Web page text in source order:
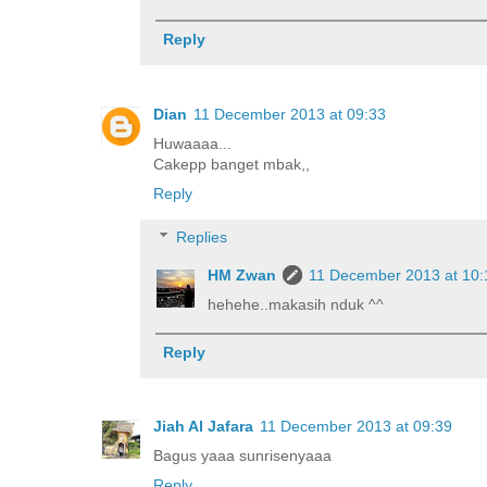
Reply
Dian 11 December 2013 at 09:33
Huwaaaa...
Cakepp banget mbak,,
Reply
Replies
HM Zwan
11 December 2013 at
hehehe..makasih nduk ^^
Reply
Jiah Al Jafara 11 December 2013 at 09:39
Bagus yaaa sunrisenyaaa